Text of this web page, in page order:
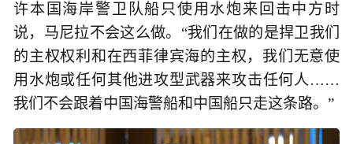
许本国海岸警卫队船只使用水炮来回击中方时
说，马尼拉不会这么做。“我们在做的是捍卫我们
的主权权利和在西菲律宾海的主权，我们无意使
用水炮或任何其他进攻型武器来攻击任何人……
我们不会跟着中国海警船和中国船只走这条路。”